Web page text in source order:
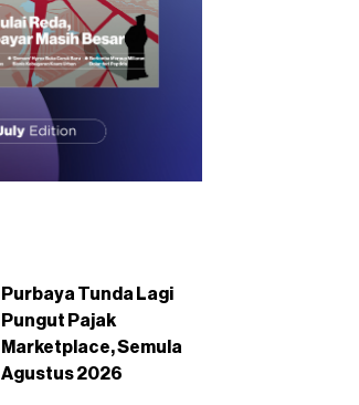
Purbaya Tunda Lagi
Pungut Pajak
Marketplace, Semula
Agustus 2026